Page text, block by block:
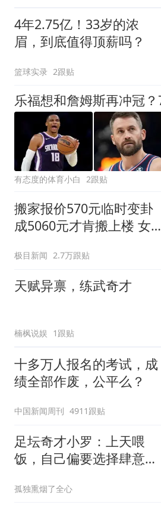
4年2.75亿！33岁的浓
眉，到底值得顶薪吗？
篮球实录 2跟贴
有态度的体育小白 2跟贴
搬家报价570元临时变卦
成5060元才肯搬上楼 女子
极目新闻 2.7万跟贴
天赋异禀，练武奇才
楠枫说娱 1跟贴
十多万人报名的考试，成
绩全部作废，公平么？
中国新闻周刊 4911跟贴
足坛奇才小罗：上天喂
饭，自己偏要选择肆意沉
孤独熏烟了全心